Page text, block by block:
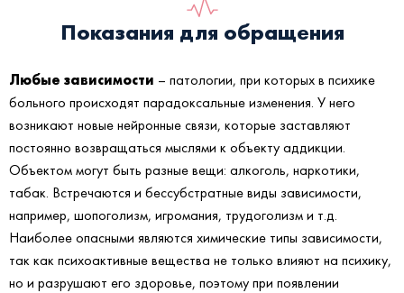
Показания для обращения
Любые зависимости – патологии, при которых в психике
больного происходят парадоксальные изменения. У него
возникают новые нейронные связи, которые заставляют
постоянно возвращаться мыслями к объекту аддикции.
Объектом могут быть разные вещи: алкоголь, наркотики,
табак. Встречаются и бессубстратные виды зависимости,
например, шопоголизм, игромания, трудоголизм и т.д.
Наиболее опасными являются химические типы зависимости,
так как психоактивные вещества не только влияют на психику,
но и разрушают его здоровье, поэтому при появлении